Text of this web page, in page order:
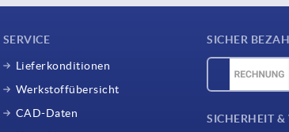
SERVICE
Lieferkonditionen
Werkstoffübersicht
CAD-Daten
SICHER
SICHERHEIT &